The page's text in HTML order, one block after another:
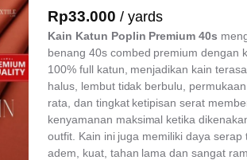
Rp33.000 / yards
Kain Katun Poplin Premium 40s
benang 40s combed premium dengan
100% full katun, menjadikan kain
halus, lembut tidak berbulu,
rata, dan tingkat ketipisan serat
kenyamanan maksimal ketika
outfit. Kain ini juga memiliki daya serap
adem, kuat, tahan lama dan sangat